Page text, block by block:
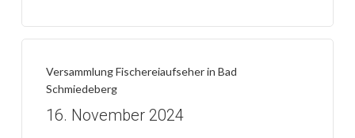
Versammlung Fischereiaufseher in Bad
Schmiedeberg
16. November 2024